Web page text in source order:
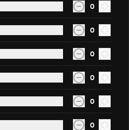
0
0
0
0
0
0